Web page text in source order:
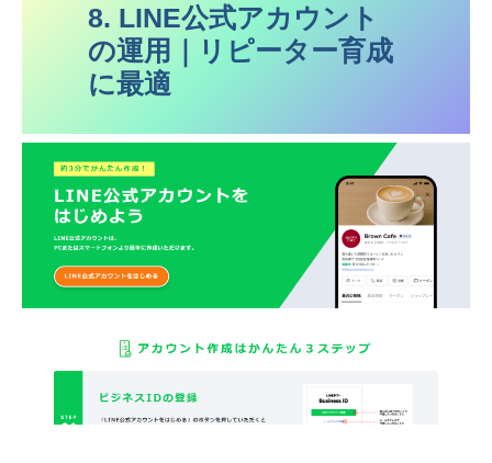
8. LINE公式アカウント
の運用｜リピーター育成
に最適